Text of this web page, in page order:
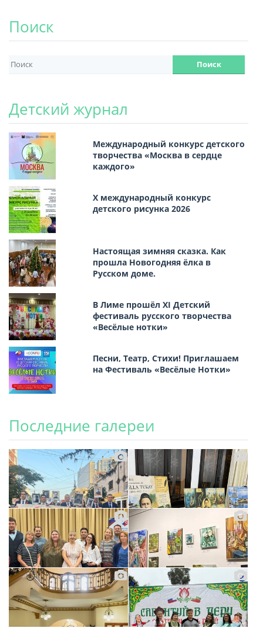
Поиск
Детский журнал
Международный конкурс детского
творчества «Москва в сердце
каждого»
Х международный конкурс
детского рисунка 2026
Настоящая зимняя сказка. Как
прошла Новогодняя ёлка в
Русском доме.
В Лиме прошёл XI Детский
фестиваль русского творчества
«Весёлые нотки»
Песни, Театр, Стихи! Приглашаем
на Фестиваль «Весёлые Нотки»
Последние галереи